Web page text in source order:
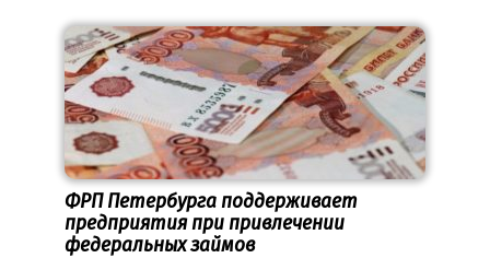
ФРП Петербурга поддерживает
предприятия при привлечении
федеральных займов